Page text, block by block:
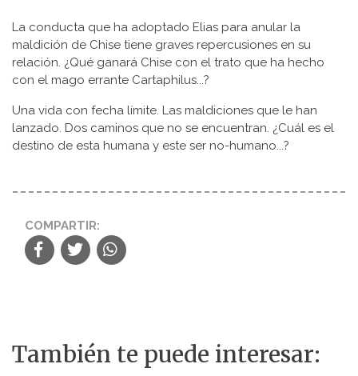
La conducta que ha adoptado Elias para anular la
maldición de Chise tiene graves repercusiones en su
relación. ¿Qué ganará Chise con el trato que ha hecho
con el mago errante Cartaphilus...?
Una vida con fecha límite. Las maldiciones que le han
lanzado. Dos caminos que no se encuentran. ¿Cuál es el
destino de esta humana y este ser no-humano...?
COMPARTIR:
También te puede interesar: